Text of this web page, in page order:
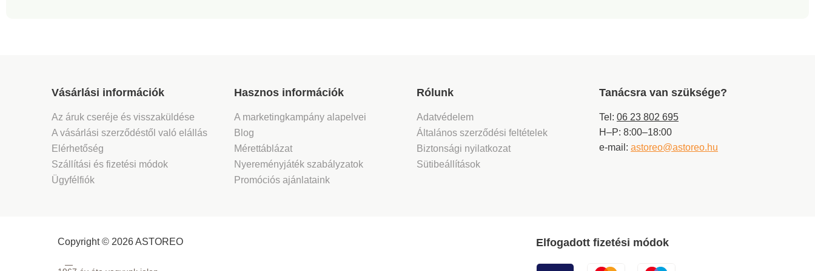
Vásárlási információk
Az áruk cseréje és visszaküldése
A vásárlási szerződéstől való elállás
Elérhetőség
Szállítási és fizetési módok
Ügyfélfiók
Hasznos információk
A marketingkampány alapelvei
Blog
Mérettáblázat
Nyereményjáték szabályzatok
Promóciós ajánlataink
Rólunk
Adatvédelem
Általános szerződési feltételek
Biztonsági nyilatkozat
Sütibeállítások
Tanácsra van szüksége?
Tel: 06 23 802 695
H–P: 8:00–18:00
e-mail: astoreo@astoreo.hu
Copyright © 2026 ASTOREO Elfogadott fizetési módok